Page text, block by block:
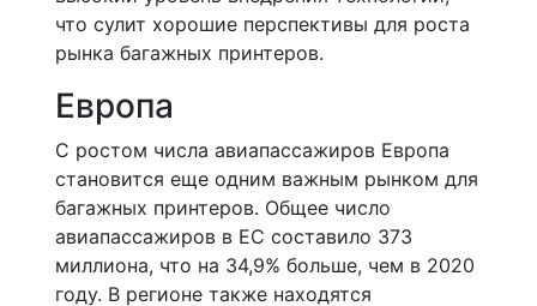
что сулит хорошие перспективы для роста
рынка багажных принтеров.
Европа
С ростом числа авиапассажиров Европа
становится еще одним важным рынком для
багажных принтеров. Общее число
авиапассажиров в ЕС составило 373
миллиона, что на 34,9% больше, чем в 2020
году. В регионе также находятся